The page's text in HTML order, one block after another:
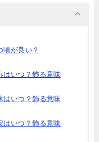
頃が良い？
はいつ？飾る意味
はいつ？飾る意味
はいつ？飾る意味